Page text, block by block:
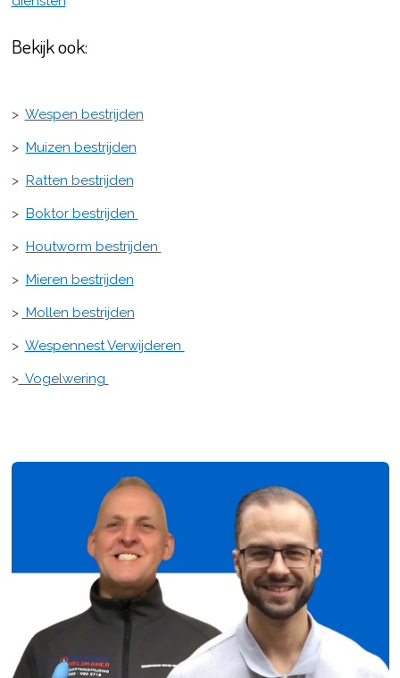
Bekijk ook:
> Wespen bestrijden
> Muizen bestrijden
> Ratten bestrijden
> Boktor bestrijden
> Houtworm bestrijden
> Mieren bestrijden
> Mollen bestrijden
> Wespennest Verwijderen
>Vogelwering